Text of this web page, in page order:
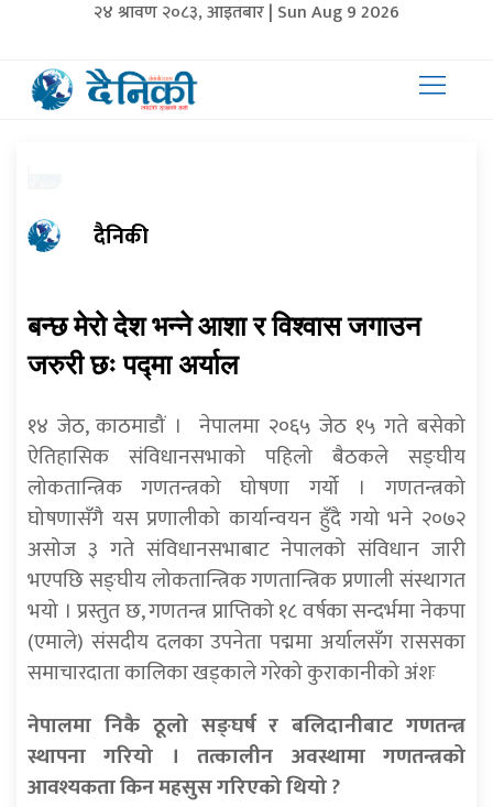
२४ श्रावण २०८३, आइतबार | Sun Aug 9 2026
दैनिकी
बन्छ मेरो देश भन्ने आशा र विश्वास जगाउन
जरुरी छः पद्मा अर्याल
१४ जेठ, काठमाडौं । नेपालमा २०६५ जेठ १५ गते बसेको
ऐतिहासिक संविधानसभाको पहिलो बैठकले सङ्घीय
लोकतान्त्रिक गणतन्त्रको घोषणा गर्यो । गणतन्त्रको
घोषणासँगै यस प्रणालीको कार्यान्वयन हुँदै गयो भने २०७२
असोज ३ गते संविधानसभाबाट नेपालको संविधान जारी
भएपछि सङ्घीय लोकतान्त्रिक गणतान्त्रिक प्रणाली संस्थागत
भयो । प्रस्तुत छ, गणतन्त्र प्राप्तिको १८ वर्षका सन्दर्भमा नेकपा
(एमाले) संसदीय दलका उपनेता पद्ममा अर्यालसँग राससका
समाचारदाता कालिका खड्काले गरेको कुराकानीको अंशः
नेपालमा निकै ठूलो सङ्घर्ष र बलिदानीबाट गणतन्त्र
स्थापना गरियो । तत्कालीन अवस्थामा गणतन्त्रको
आवश्यकता किन महसुस गरिएको थियो ?